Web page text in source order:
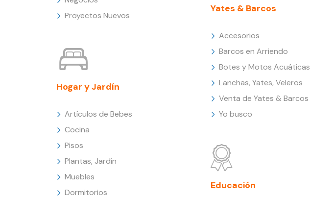
Proyectos Nuevos
Hogar y Jardín
Artículos de Bebes
Cocina
Pisos
Plantas, Jardín
Muebles
Dormitorios
Yates & Barcos
Accesorios
Barcos en Arriendo
Botes y Motos Acuáticas
Lanchas, Yates, Veleros
Venta de Yates & Barcos
Yo busco
Educación